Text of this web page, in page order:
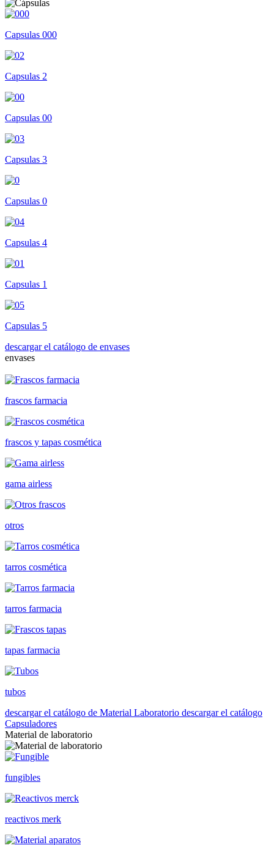
Capsulas 000
Capsulas 2
Capsulas 00
Capsulas 3
Capsulas 0
Capsulas 4
Capsulas 1
Capsulas 5
descargar el catálogo de envases
envases
frascos farmacia
frascos y tapas cosmética
gama airless
otros
tarros cosmética
tarros farmacia
tapas farmacia
tubos
descargar el catálogo de Material Laboratorio descargar el catálogo
Capsuladores
Material de laboratorio
fungibles
reactivos merk